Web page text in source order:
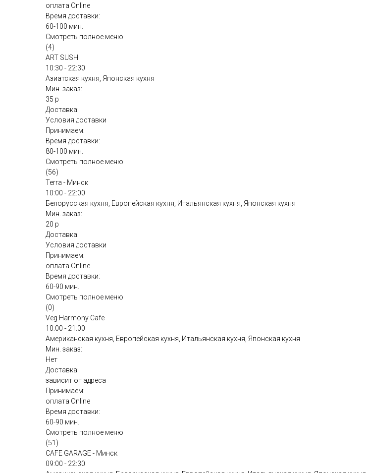
оплата Online
Время доставки:
60-100 мин.
Смотреть полное меню
(4)
ART SUSHI
10:30 - 22:30
Азиатская кухня, Японская кухня
Мин. заказ:
35 р
Доставка:
Условия доставки
Принимаем:
Время доставки:
80-100 мин.
Смотреть полное меню
(56)
Terra - Минск
10:00 - 22:00
Белорусская кухня, Европейская кухня, Итальянская кухня, Японская кухня
Мин. заказ:
20 р
Доставка:
Условия доставки
Принимаем:
оплата Online
Время доставки:
60-90 мин.
Смотреть полное меню
(0)
Veg Harmony Cafe
10:00 - 21:00
Американская кухня, Европейская кухня, Итальянская кухня, Японская кухня
Мин. заказ:
Нет
Доставка:
зависит от адреса
Принимаем:
оплата Online
Время доставки:
60-90 мин.
Смотреть полное меню
(51)
CAFE GARAGE - Минск
09:00 - 22:30